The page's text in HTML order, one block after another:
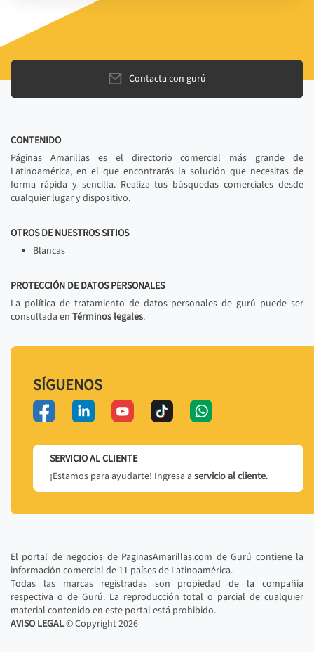
Contacta con gurú
CONTENIDO
Páginas Amarillas es el directorio comercial más grande de
Latinoamérica, en el que encontrarás la solución que necesitas de
forma rápida y sencilla. Realiza tus búsquedas comerciales desde
cualquier lugar y dispositivo.
OTROS DE NUESTROS SITIOS
Blancas
PROTECCIÓN DE DATOS PERSONALES
La política de tratamiento de datos personales de gurú puede ser
consultada en Términos legales.
SÍGUENOS
SERVICIO AL CLIENTE
¡Estamos para ayudarte! Ingresa a servicio al cliente.
El portal de negocios de PaginasAmarillas.com de Gurú contiene la
información comercial de 11 países de Latinoamérica.
Todas las marcas registradas son propiedad de la compañía
respectiva o de Gurú. La reproducción total o parcial de cualquier
material contenido en este portal está prohibido.
AVISO LEGAL© Copyright2026